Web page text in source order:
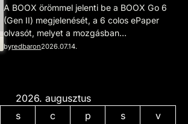
A BOOX örömmel jelenti be a BOOX Go 6
(Gen II) megjelenését, a 6 colos ePaper
olvasót, melyet a mozgásban…
byredbaron2026.07.14.
2026. augusztus
s c p s
v